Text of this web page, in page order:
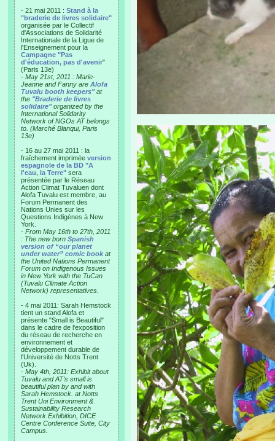
- 21 mai 2011 : Stand à la
"braderie de livres solidaire"
organisée par le Collectif
d'Associations de Solidarité
Internationale de la Ligue de
l'Enseignement pour la
Campagne "Pas
d'éducation, pas d'avenir"
(Paris 13e)
- May 21st, 2011 : Marie-
Jeanne and Fanny are Alofa
Tuvalu booth keepers"at
the "Braderie de livres
solidaire"organized by the
International Solidarity
Network of NGOs AT belongs
to. (Marché Blanqui, Paris
13e)
- 16 au 27 mai 2011 : la
fraîchement imprimée version
espagnole de la BD "A
l'eau, la Terre" sera
présentée par le Réseau
Action Climat Tuvaluen dont
Alofa Tuvalu est membre, au
Forum Permanent des
Nations Unies sur les
Questions Indigènes à New
York.
- From May 16th to 27th, 2011
: The new born Spanish
version of “our planet
under water” comic book at
the United Nations Permanent
Forum on Indigenous Issues
in New York with the TuCan
(Tuvalu Climate Action
Network) representatives.
- 4 mai 2011: Sarah Hemstock
tient un stand Alofa et
présente "Small is Beautiful"
dans le cadre de l'exposition
du réseau de recherche en
environnement et
développement durable de
l'Université de Notts Trent
(Uk).
- May 4th, 2011: Exhibit about
Tuvalu and AT’s small is
beautiful plan by and with
Sarah Hemstock. at Notts
Trent Uni Environment &
Sustainability Research
Network Exhibition, DICE
Centre Conference Suite, City
Campus.